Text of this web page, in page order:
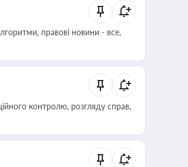
правові новини - все,
контролю, розгляду справ,